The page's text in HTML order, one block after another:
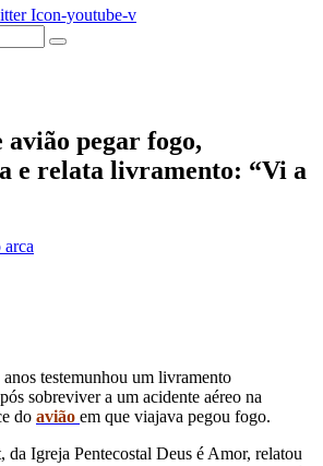
Icon-youtube-v
avião pegar fogo,
e relata livramento: “Vi a
testemunhou um livramento
sobreviver a um acidente aéreo na
do avião em que viajava pegou fogo.
Igreja Pentecostal Deus é Amor, relatou